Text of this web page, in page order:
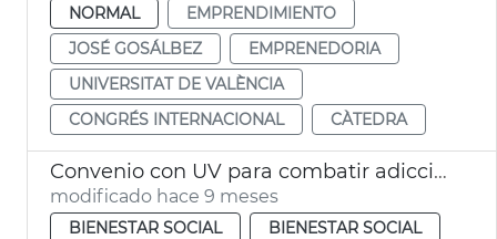
NORMAL
EMPRENDIMIENTO
JOSÉ GOSÁLBEZ
EMPRENEDORIA
UNIVERSITAT DE VALÈNCIA
CONGRÉS INTERNACIONAL
CÀTEDRA
Convenio con UV para combatir adicciones en jóvenes
modificado hace 9 meses
BIENESTAR SOCIAL
BIENESTAR SOCIAL